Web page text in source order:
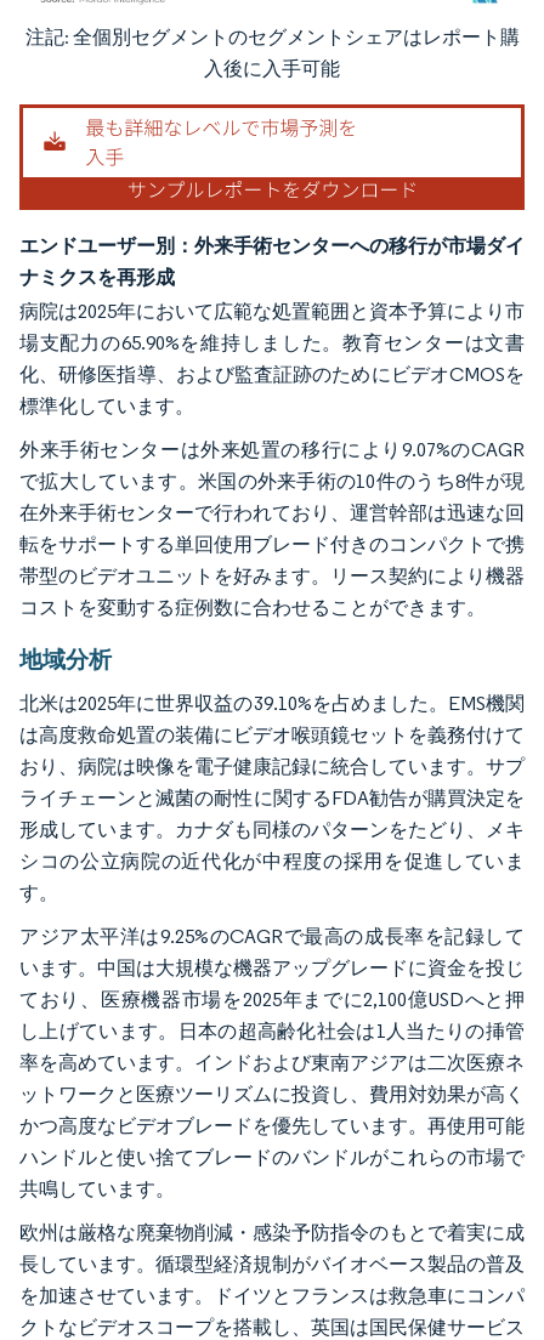
画像 © Mordor Intelligence。再利用にはCC BY 4.0の表示が必要です。
注記: 全個別セグメントのセグメントシェアはレポート購
入後に入手可能
エンドユーザー別：外来手術センターへの移行が市場ダイ
ナミクスを再形成
病院は2025年において広範な処置範囲と資本予算により市
場支配力の65.90%を維持しました。教育センターは文書
化、研修医指導、および監査証跡のためにビデオCMOSを
標準化しています。
外来手術センターは外来処置の移行により9.07%のCAGR
で拡大しています。米国の外来手術の10件のうち8件が現
在外来手術センターで行われており、運営幹部は迅速な回
転をサポートする単回使用ブレード付きのコンパクトで携
帯型のビデオユニットを好みます。リース契約により機器
コストを変動する症例数に合わせることができます。
地域分析
北米は2025年に世界収益の39.10%を占めました。EMS機関
は高度救命処置の装備にビデオ喉頭鏡セットを義務付けて
おり、病院は映像を電子健康記録に統合しています。サプ
ライチェーンと滅菌の耐性に関するFDA勧告が購買決定を
形成しています。カナダも同様のパターンをたどり、メキ
シコの公立病院の近代化が中程度の採用を促進していま
す。
アジア太平洋は9.25%のCAGRで最高の成長率を記録して
います。中国は大規模な機器アップグレードに資金を投じ
ており、医療機器市場を2025年までに2,100億USDへと押
し上げています。日本の超高齢化社会は1人当たりの挿管
率を高めています。インドおよび東南アジアは二次医療ネ
ットワークと医療ツーリズムに投資し、費用対効果が高く
かつ高度なビデオブレードを優先しています。再使用可能
ハンドルと使い捨てブレードのバンドルがこれらの市場で
共鳴しています。
欧州は厳格な廃棄物削減・感染予防指令のもとで着実に成
長しています。循環型経済規制がバイオベース製品の普及
を加速させています。ドイツとフランスは救急車にコンパ
クトなビデオスコープを搭載し、英国は国民保健サービス